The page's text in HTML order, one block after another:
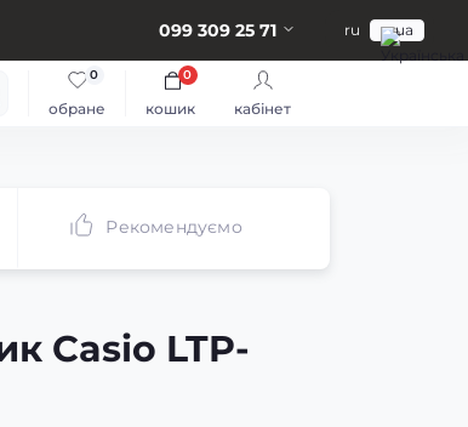
099 309 25 71 ru ua
обране
0
кошик
0
кабінет
Рекомендуємо
Casio LTP-